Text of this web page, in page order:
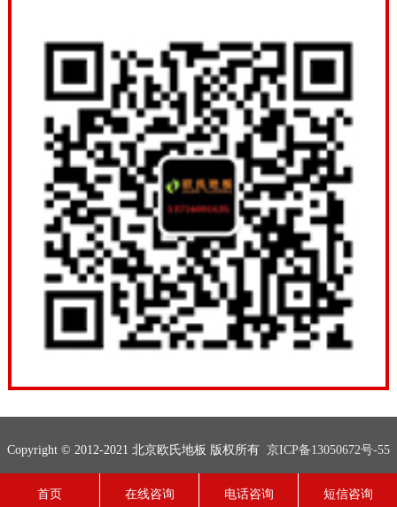
Copyright © 2012-2021 北京欧氏地板 版权所有 京ICP备13050672号-55
首页
在线咨询 电话咨询 短信咨询